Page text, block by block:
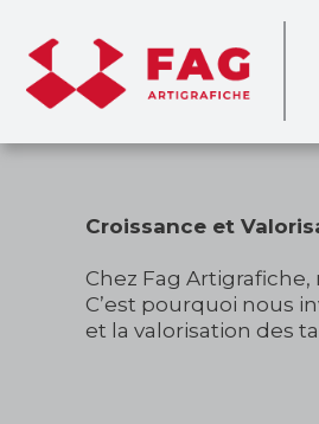
Croissance et
Chez Fag
C’est pourquoi nous
et la valorisation des